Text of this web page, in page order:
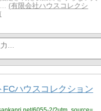
…
有限会社ハウスコレクシ
FCハウスコレクション